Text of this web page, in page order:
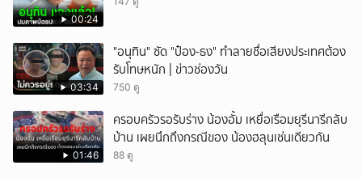
00:24
03:34
"อนุทิน" ซัด "ป๋อง-ธง" ทำลายชื่อเสียงประเทศต้อง
รับโทษหนัก | ข่าวช่องวัน
750 ดู
01:46
ครอบครัวรอรับร่าง น้องอั้ม เหยื่อเรือมยุรีนารีกลับ
บ้าน เผยนึกถึงกรณีของ น้องฮลุนเช่นเดียวกัน
88 ดู